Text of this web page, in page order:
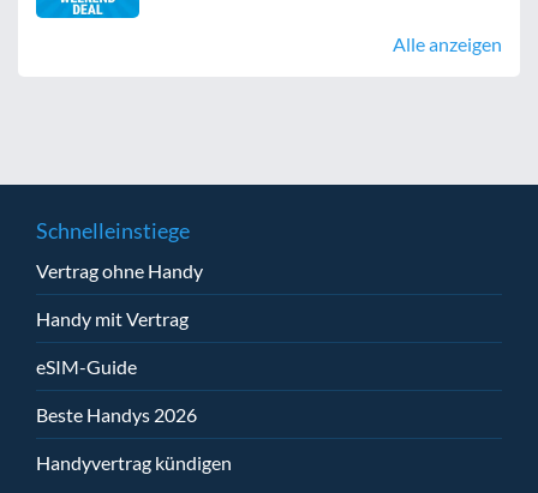
Alle anzeigen
Schnelleinstiege
Vertrag ohne Handy
Handy mit Vertrag
eSIM-Guide
Beste Handys 2026
Handyvertrag kündigen